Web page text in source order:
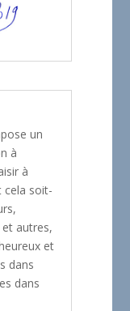
un
à
à
cela soit-
et autres,
et
dans
dans